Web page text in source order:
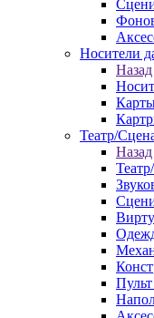
Носители
Назад
Театр/
Назад